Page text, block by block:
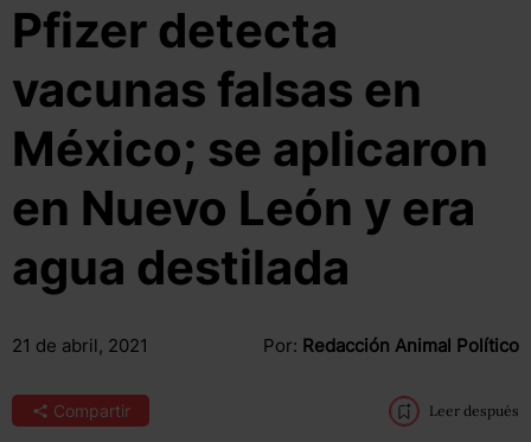
Pfizer detecta
vacunas falsas en
México; se aplicaron
en Nuevo León y era
agua destilada
21 de abril, 2021 Por: Redacción Animal Político
Compartir Leer después